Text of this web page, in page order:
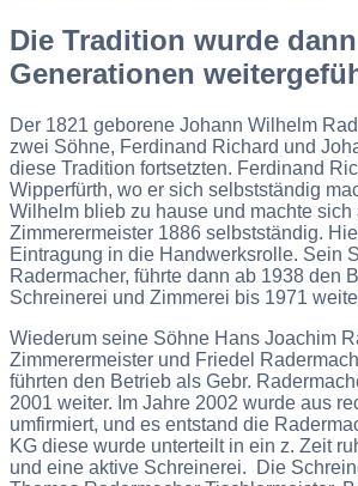
Die Tradition wurde
Generationen
Der 1821 geborene Johann Wilhelm
zwei Söhne, Ferdinand Richard und
diese Tradition fortsetzten. Ferdinand
Wipperfürth, wo er sich selbstständig
Wilhelm blieb zu hause und machte sich
Zimmerermeister 1886 selbstständig.
Eintragung in die Handwerksrolle. Sein
Radermacher, führte dann ab 1938 den
Schreinerei und Zimmerei bis 1971
Wiederum seine Söhne Hans Joachim
Zimmerermeister und Friedel
führten den Betrieb als Gebr.
2001 weiter. Im Jahre 2002 wurde aus
umfirmiert, und es entstand die
KG diese wurde unterteilt in ein z. Zeit
und eine aktive Schreinerei. Die